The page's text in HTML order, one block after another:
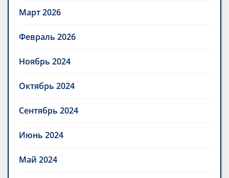
Март 2026
Февраль 2026
Ноябрь 2024
Октябрь 2024
Сентябрь 2024
Июнь 2024
Май 2024